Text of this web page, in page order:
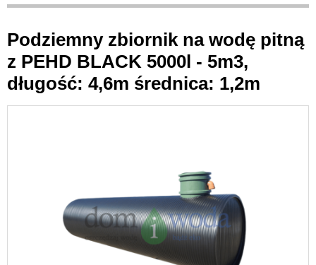
Podziemny zbiornik na wodę pitną
z PEHD BLACK 5000l - 5m3,
długość: 4,6m średnica: 1,2m